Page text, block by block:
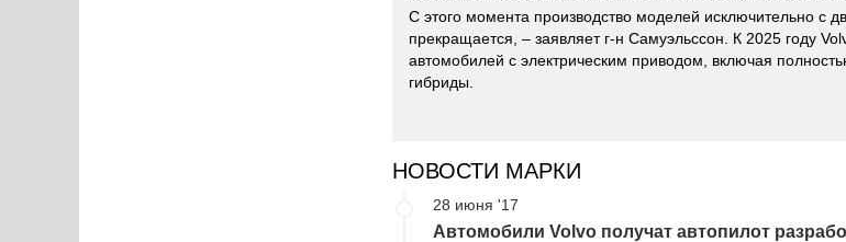
С этого момента производство моделей исключительно с
прекращается, – заявляет г-н Самуэльссон. К 2025 году
автомобилей с электрическим приводом, включая
гибриды.
НОВОСТИ МАРКИ
28 июня '17
Автомобили Volvo получат автопилот